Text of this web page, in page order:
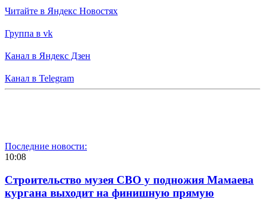
Читайте в Яндекс Новостях
Группа в vk
Канал в Яндекс Дзен
Канал в Telegram
Последние новости:
10:08
Строительство музея СВО у подножия Мамаева
кургана выходит на финишную прямую